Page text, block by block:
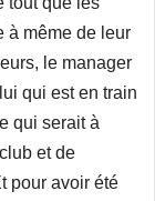
à même de leur
le manager
qui est en train
qui serait à
et de
pour avoir été